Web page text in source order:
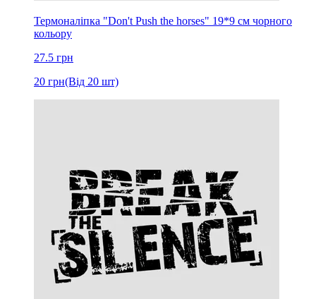
Термоналіпка "Don't Push the horses" 19*9 см чорного
кольору
27.5 грн
20 грн(Від 20 шт)